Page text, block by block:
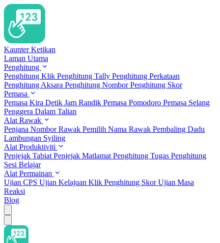
Kaunter Ketikan
Laman Utama
Penghitung
Penghitung Klik Penghitung Tally Penghitung Perkataan
Penghitung Aksara Penghitung NomborPenghitung Skor
Pemasa
Pemasa Kira Detik Jam Randik Pemasa Pomodoro Pemasa Selang
Penggera Dalam Talian
Alat Rawak
Penjana Nombor Rawak Pemilih Nama Rawak Pembaling Dadu
Lambungan Syiling
Alat Produktiviti
Penjejak Tabiat Penjejak Matlamat Penghitung Tugas Penghitung
Sesi Belajar
Alat Permainan
Ujian CPS Ujian Kelajuan Klik Penghitung SkorUjian Masa
Reaksi
Blog